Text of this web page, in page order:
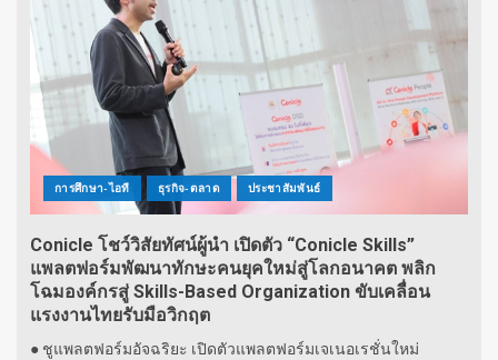
การศึกษา-ไอที ธุรกิจ-ตลาด ประชาสัมพันธ์
Conicle โชว์วิสัยทัศน์ผู้นำ เปิดตัว “Conicle Skills”
แพลตฟอร์มพัฒนาทักษะคนยุคใหม่สู่โลกอนาคต พลิก
โฉมองค์กรสู่ Skills-Based Organization ขับเคลื่อน
แรงงานไทยรับมือวิกฤต
● ชูแพลตฟอร์มอัจฉริยะ เปิดตัวแพลตฟอร์มเจเนอเรชั่นใหม่